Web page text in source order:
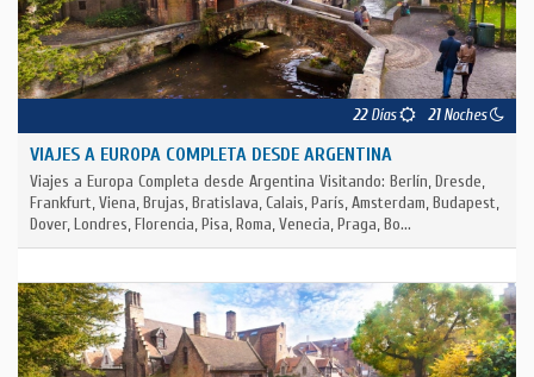
22Días 21Noches
VIAJES A EUROPA COMPLETA DESDE ARGENTINA
Viajes a Europa Completa desde Argentina Visitando: Berlín, Dresde,
Frankfurt, Viena, Brujas, Bratislava, Calais, París, Amsterdam, Budapest,
Dover, Londres, Florencia, Pisa, Roma, Venecia, Praga, Bo...